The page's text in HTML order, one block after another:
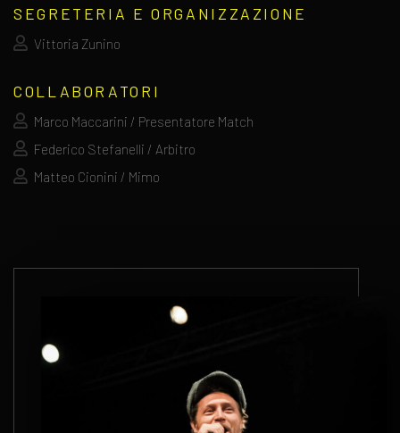
SEGRETERIA E ORGANIZZAZIONE
Vittoria Zunino
COLLABORATORI
Marco Maccarini / Presentatore Match
Federico Stefanelli / Arbitro
Matteo Cionini / Mimo